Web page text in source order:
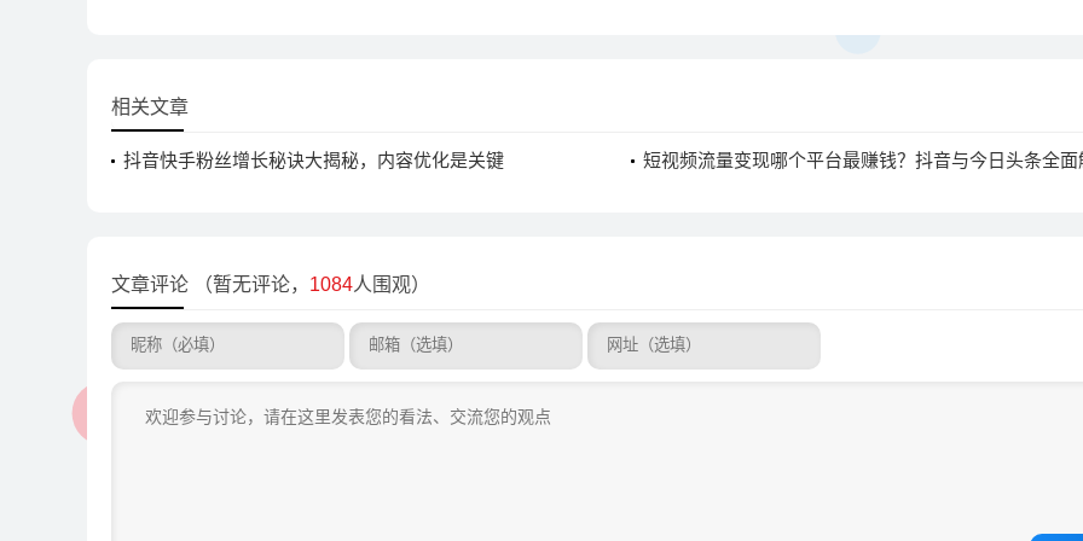
相关文章
抖音快手粉丝增长秘诀大揭秘，内容优化是关键 短视频流量变现哪个平台最赚钱？抖音与今日头条全面
文章评论 （暂无评论， 1084人围观）